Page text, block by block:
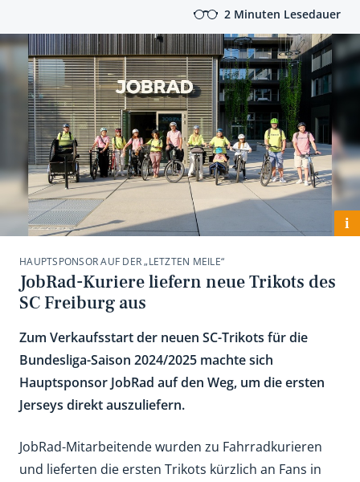
2 Minuten Lesedauer
i
HAUPTSPONSOR AUF DER „LETZTEN MEILE“
JobRad-Kuriere liefern neue Trikots des
SC Freiburg aus
Zum Verkaufsstart der neuen SC-Trikots für die
Bundesliga-Saison 2024/2025 machte sich
Hauptsponsor JobRad auf den Weg, um die ersten
Jerseys direkt auszuliefern.
JobRad-Mitarbeitende wurden zu Fahrradkurieren
und lieferten die ersten Trikots kürzlich an Fans in